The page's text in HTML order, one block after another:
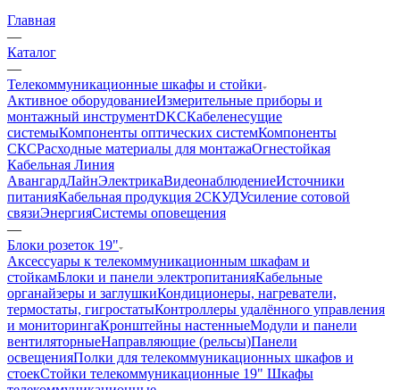
Главная
—
Каталог
—
Телекоммуникационные шкафы и стойки
Активное оборудованиеИзмерительные приборы и
монтажный инструментDKCКабеленесущие
системыКомпоненты оптических системКомпоненты
СКСРасходные материалы для монтажаОгнестойкая
Кабельная Линия
АвангардЛайнЭлектрикаВидеонаблюдениеИсточники
питанияКабельная продукция 2СКУДУсиление сотовой
связиЭнергияСистемы оповещения
—
Блоки розеток 19"
Аксессуары к телекоммуникационным шкафам и
стойкамБлоки и панели электропитанияКабельные
органайзеры и заглушкиКондиционеры, нагреватели,
термостаты, гигростатыКонтроллеры удалённого управления
и мониторингаКронштейны настенныеМодули и панели
вентиляторныеНаправляющие (рельсы)Панели
освещенияПолки для телекоммуникационных шкафов и
стоекСтойки телекоммуникационные 19" Шкафы